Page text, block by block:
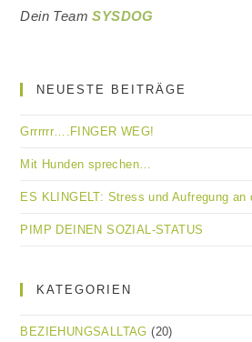
Dein TeamSYSDOG
NEUESTE BEITRÄGE
Grrrrrr….FINGER WEG!
Mit Hunden sprechen…
ES KLINGELT: Stress und Aufregung an
PIMP DEINEN SOZIAL-STATUS
KATEGORIEN
BEZIEHUNGSALLTAG (20)